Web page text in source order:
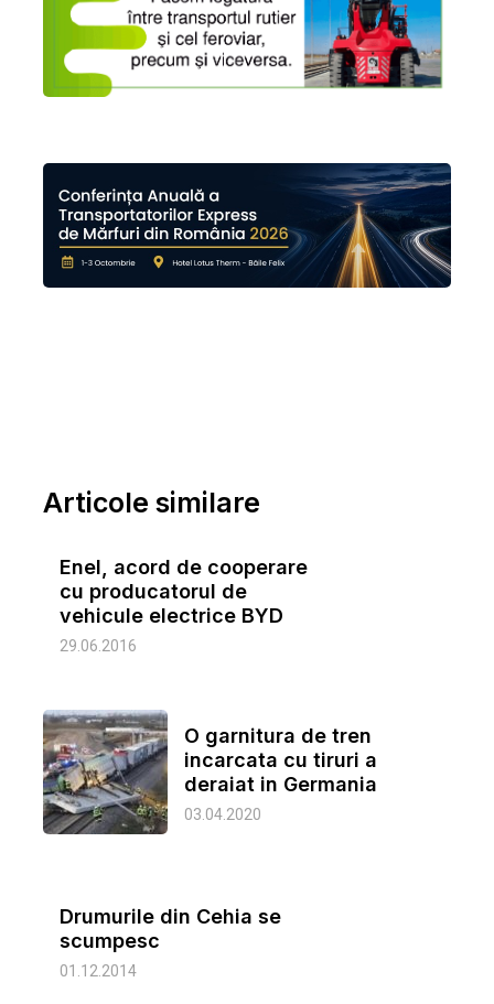
Articole similare
Enel, acord de cooperare
cu producatorul de
vehicule electrice BYD
29.06.2016
O garnitura de tren
incarcata cu tiruri a
deraiat in Germania
03.04.2020
Drumurile din Cehia se
scumpesc
01.12.2014